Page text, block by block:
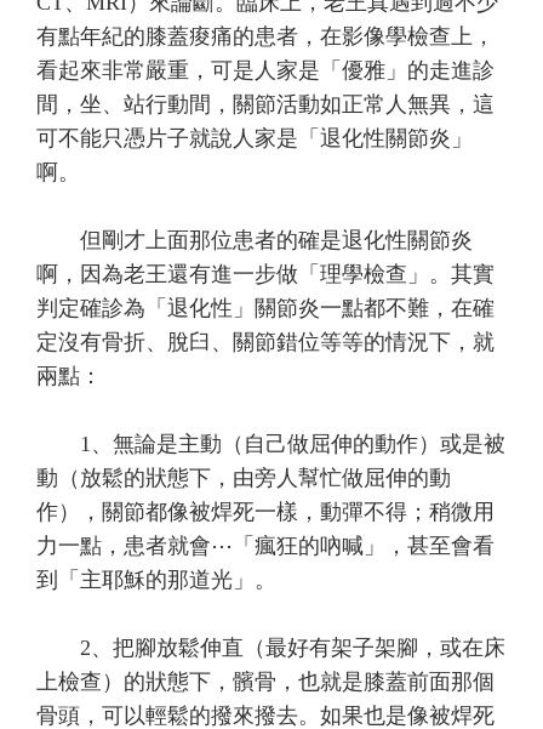
有點年紀的膝蓋痠痛的患者，在影像學檢查上，
看起來非常嚴重，可是人家是「優雅」的走進診
間，坐、站行動間，關節活動如正常人無異，這
可不能只憑片子就說人家是「退化性關節炎」
啊。
但剛才上面那位患者的確是退化性關節炎
啊，因為老王還有進一步做「理學檢查」。其實
判定確診為「退化性」關節炎一點都不難，在確
定沒有骨折、脫臼、關節錯位等等的情況下，就
兩點：
1、無論是主動（自己做屈伸的動作）或是被
動（放鬆的狀態下，由旁人幫忙做屈伸的動
作），關節都像被焊死一樣，動彈不得；稍微用
力一點，患者就會⋯「瘋狂的吶喊」，甚至會看
到「主耶穌的那道光」。
2、把腳放鬆伸直（最好有架子架腳，或在床
上檢查）的狀態下，髕骨，也就是膝蓋前面那個
骨頭，可以輕鬆的撥來撥去。如果也是像被焊死